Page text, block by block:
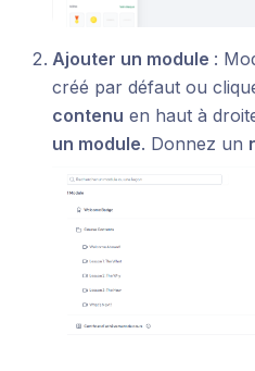
Ajouter un module :
créé par défaut ou
contenu en haut à
un module. Donnez un